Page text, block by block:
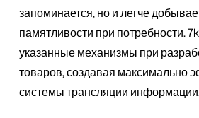
запоминается, но и легче
памятливости при потребности.
указанные механизмы при
товаров, создавая максимально
системы трансляции информации.